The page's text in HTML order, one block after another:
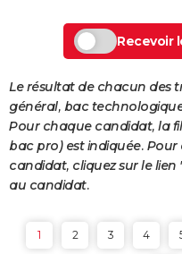
Se connecter
Entreprises
Service militaire
Avis de recherche
AVIS DE DÉCÈS
FORUM
Bricolage
Lifestyle
Culture
Sport
Auto
Television
Voyage
Cinema
Recevoir
Le résultat de chacun des
général, bac
Pour chaque candidat, la
bac pro) est indiquée.
candidat, cliquez sur le
au candidat.
1 2 3 4